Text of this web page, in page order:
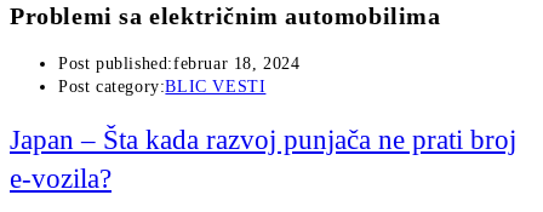
Problemi sa električnim automobilima
Post published:februar 18, 2024
Post category:BLIC VESTI
Japan – Šta kada razvoj punjača ne prati broj
e-vozila?